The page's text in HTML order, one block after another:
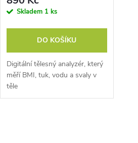
Skladem 1 ks
DO KOŠÍKU
Digitální tělesný analyzér, který
měří BMI, tuk, vodu a svaly v
těle